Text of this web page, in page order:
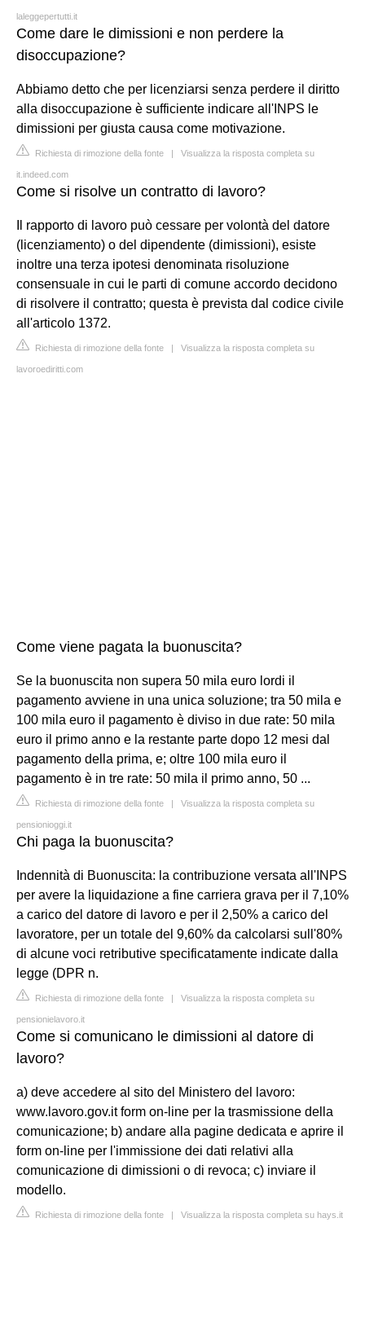
laleggepertutti.it
Come dare le dimissioni e non perdere la
disoccupazione?
Abbiamo detto che per licenziarsi senza perdere il diritto
alla disoccupazione è sufficiente indicare all'INPS le
dimissioni per giusta causa come motivazione.
Richiesta di rimozione della fonte | Visualizza la risposta completa su
it.indeed.com
Come si risolve un contratto di lavoro?
Il rapporto di lavoro può cessare per volontà del datore
(licenziamento) o del dipendente (dimissioni), esiste
inoltre una terza ipotesi denominata risoluzione
consensuale in cui le parti di comune accordo decidono
di risolvere il contratto; questa è prevista dal codice civile
all'articolo 1372.
Richiesta di rimozione della fonte | Visualizza la risposta completa su
lavoroediritti.com
Come viene pagata la buonuscita?
Se la buonuscita non supera 50 mila euro lordi il
pagamento avviene in una unica soluzione; tra 50 mila e
100 mila euro il pagamento è diviso in due rate: 50 mila
euro il primo anno e la restante parte dopo 12 mesi dal
pagamento della prima, e; oltre 100 mila euro il
pagamento è in tre rate: 50 mila il primo anno, 50 ...
Richiesta di rimozione della fonte | Visualizza la risposta completa su
pensionioggi.it
Chi paga la buonuscita?
Indennità di Buonuscita: la contribuzione versata all'INPS
per avere la liquidazione a fine carriera grava per il 7,10%
a carico del datore di lavoro e per il 2,50% a carico del
lavoratore, per un totale del 9,60% da calcolarsi sull'80%
di alcune voci retributive specificatamente indicate dalla
legge (DPR n.
Richiesta di rimozione della fonte | Visualizza la risposta completa su
pensionielavoro.it
Come si comunicano le dimissioni al datore di
lavoro?
a) deve accedere al sito del Ministero del lavoro:
www.lavoro.gov.it form on-line per la trasmissione della
comunicazione; b) andare alla pagine dedicata e aprire il
form on-line per l'immissione dei dati relativi alla
comunicazione di dimissioni o di revoca; c) inviare il
modello.
Richiesta di rimozione della fonte | Visualizza la risposta completa su hays.it